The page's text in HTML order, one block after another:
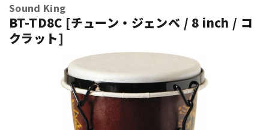
エレキギター アコギ/エレアコ
ベース ウクレレ
Sound King
BT-TD8C [チューン・ジェンベ / 8 inch / コ
クラット]